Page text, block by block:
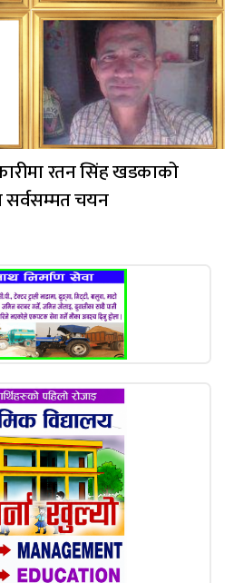
रतन सिंह खडकाको
सर्वसम्मत चयन